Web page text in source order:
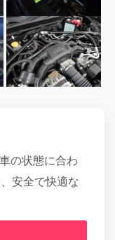
の状態に合わ
安全で快適な